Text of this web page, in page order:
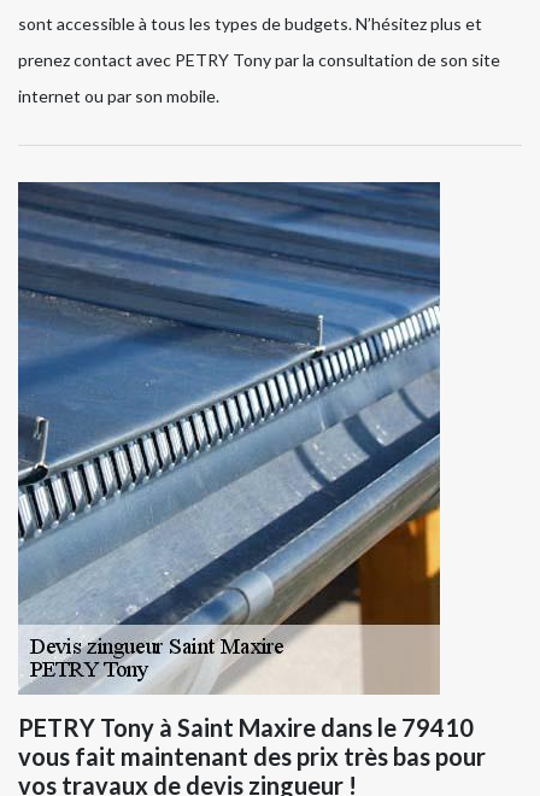
sont accessible à tous les types de budgets. N’hésitez plus et
prenez contact avec PETRY Tony par la consultation de son site
internet ou par son mobile.
PETRY Tony à Saint Maxire dans le 79410
vous fait maintenant des prix très bas pour
vos travaux de devis zingueur !